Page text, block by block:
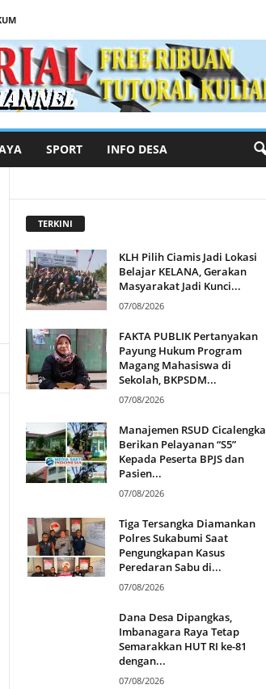
SPORT INFO DESA
TERKINI
KLH Pilih Ciamis Jadi Lokasi
Belajar KELANA, Gerakan
Masyarakat Jadi Kunci...
07/08/2026
FAKTA PUBLIK Pertanyakan
Payung Hukum Program
Magang Mahasiswa di
Sekolah, BKPSDM...
07/08/2026
Manajemen RSUD Cicalengka
Berikan Pelayanan “S5”
Kepada Peserta BPJS dan
Pasien...
07/08/2026
Tiga Tersangka Diamankan
Polres Sukabumi Saat
Pengungkapan Kasus
Peredaran Sabu di...
07/08/2026
Dana Desa Dipangkas,
Imbanagara Raya Tetap
Semarakkan HUT RI ke-81
dengan...
07/08/2026